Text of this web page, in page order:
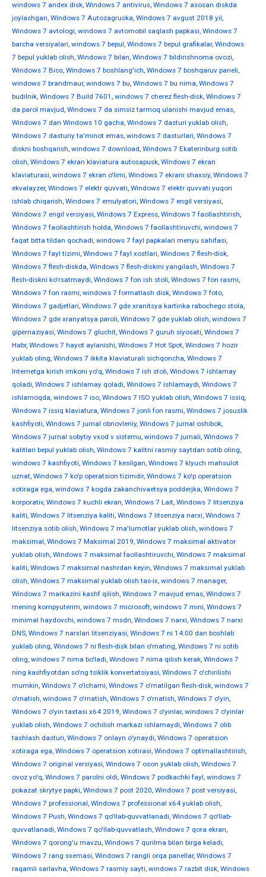
windows 7 andex disk, Windows 7 antivirus, Windows 7 asosan diskda
joylashgan, Windows 7 Autozagruska, Windows 7 avgust 2018 yil,
Windows 7 avtologi, windows 7 avtomobil saqlash papkasi, Windows 7
barcha versiyalari, windows 7 bepul, Windows 7 bepul grafikalar, Windows
7 bepul yuklab olish, Windows 7 bilan, Windows 7 bildirishnoma ovozi,
Windows 7 Bios, Windows 7 boshlang'ich, Windows 7 boshqaruv paneli,
windows 7 brandmaur, windows 7 bu, Windows 7 bu nima, Windows 7
budilnik, Windows 7 Build 7601 , windows 7 cherez flesh-disk, Windows 7
da parol mavjud, Windows 7 da simsiz tarmoq ulanishi mavjud emas,
Windows 7 dan Windows 10 gacha, Windows 7 dasturi yuklab olish,
Windows 7 dasturiy ta'minot emas, windows 7 dasturlari, Windows 7
diskni boshqarish, windows 7 download, Windows 7 Ekaterinburg sotib
olish, Windows 7 ekran klaviatura autosapusk, Windows 7 ekran
klaviaturasi, windows 7 ekran o'limi, Windows 7 ekrani shaxsiy, Windows 7
ekvalayzer, Windows 7 elektr quvvati, Windows 7 elektr quvvati yuqori
ishlab chiqarish, Windows 7 emulyatori, Windows 7 engil versiyasi,
Windows 7 engil versiyasi, Windows 7 Express, Windows 7 faollashtirish,
Windows 7 faollashtirish holda, Windows 7 faollashtiruvchi, windows 7
faqat bitta tildan qochadi, windows 7 fayl papkalari menyu sahifasi,
Windows 7 fayl tizimi, Windows 7 fayl xostlari, Windows 7 flesh-disk,
Windows 7 flesh-diskda, Windows 7 flesh-diskini yangilash, Windows 7
flesh-diskni ko'rsatmaydi, Windows 7 fon ish stoli, Windows 7 fon rasmi,
Windows 7 fon rasmi, windows 7 formatlash disk, Windows 7 foto,
Windows 7 gadjetlari, Windows 7 gde xranitsya kartinka rabochego stola,
Windows 7 gde xranyatsya paroli, Windows 7 gde yuklab olish, windows 7
gipernaziyasi, Windows 7 gluchit, Windows 7 guruh siyosati, Windows 7
Habr, Windows 7 hayot aylanishi, Windows 7 Hot Spot, Windows 7 hozir
yuklab oling, Windows 7 ikkita klaviaturali sichqoncha, Windows 7
Internetga kirish imkoni yo'q, Windows 7 ish stoli, Windows 7 ishlamay
qoladi, Windows 7 ishlamay qoladi, Windows 7 ishlamaydi, Windows 7
ishlamoqda, windows 7 iso, Windows 7 ISO yuklab olish, Windows 7 issiq,
Windows 7 issiq klaviatura, Windows 7 jonli fon rasmi, Windows 7 josuslik
kashfiyoti, Windows 7 jurnal obnovleniy, Windows 7 jurnal oshibok,
Windows 7 jurnal sobytiy vxod v sistemu, windows 7 jurnali, Windows 7
kalitlari bepul yuklab olish, Windows 7 kalitni rasmiy saytdan sotib oling,
windows 7 kashfiyoti, Windows 7 kesilgan, Windows 7 klyuch mahsulot
uznat, Windows 7 ko'p operatsion tizimdir, Windows 7 ko'p operatsion
xotiraga ega, windows 7 kogda zakanchivaetsya podderjka, Windows 7
korporativ, Windows 7 kuchli ekran, Windows 7 Lait, Windows 7 litsenziya
kaliti, Windows 7 litsenziya kaliti, Windows 7 litsenziya narxi, Windows 7
litsenziya sotib olish, Windows 7 ma'lumotlar yuklab olish, windows 7
maksimal, Windows 7 Maksimal 2019, Windows 7 maksimal aktivator
yuklab olish, Windows 7 maksimal faollashtiruvchi, Windows 7 maksimal
kaliti, Windows 7 maksimal nashrdan keyin, Windows 7 maksimal yuklab
olish, Windows 7 maksimal yuklab olish tas-ix, windows 7 manager,
Windows 7 markazini kashf qilish, Windows 7 mavjud emas, Windows 7
mening kompyuterim, windows 7 microsoft, windows 7 mini, Windows 7
minimal haydovchi, windows 7 msdn, Windows 7 narxi, Windows 7 narxi
DNS, Windows 7 narxlari litsenziyasi, Windows 7 ni 14:00 dan boshlab
yuklab oling, Windows 7 ni flesh-disk bilan o'rnating, Windows 7 ni sotib
oling, windows 7 nima bo'ladi, Windows 7 nima qilish kerak, Windows 7
ning kashfiyotdan so'ng tsiklik konvertatsiyasi, Windows 7 o'chirilishi
mumkin, Windows 7 o'lchami, Windows 7 o'rnatilgan flesh-disk, windows 7
o'rnatish, windows 7 o'rnatish, Windows 7 o'rnatish, Windows 7 o'yin,
Windows 7 o'yin taxtasi x64 2019, Windows 7 o'yinlar, windows 7 o'yinlar
yuklab olish, Windows 7 ochilish markazi ishlamaydi, Windows 7 olib
tashlash dasturi, Windows 7 onlayn o'ynaydi, Windows 7 operatsion
xotiraga ega, Windows 7 operatsion xotirasi, Windows 7 optimallashtirish,
Windows 7 original versiyasi, Windows 7 oson yuklab olish, Windows 7
ovoz yo'q, Windows 7 parolni oldi, Windows 7 podkachki fayl, windows 7
pokazat skrytye papki, Windows 7 post 2020, Windows 7 post versiyasi,
Windows 7 professional, Windows 7 professional x64 yuklab olish,
Windows 7 Push, Windows 7 qo'llab-quvvatlanadi, Windows 7 qo'llab-
quvvatlanadi, Windows 7 qo'llab-quvvatlash, Windows 7 qora ekran,
Windows 7 qorong'u mavzu, Windows 7 qurilma bilan birga keladi,
Windows 7 rang sxemasi, Windows 7 rangli orqa panellar, Windows 7
raqamli sarlavha, Windows 7 rasmiy sayti, windows 7 razbit disk, Windows